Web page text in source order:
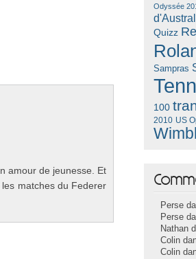
amour de jeunes­se. Et
matches du Feder­er
Odyssée
Quizz
Sampras
100
2010 US
Perse
Perse
Nathan
Colin
Colin